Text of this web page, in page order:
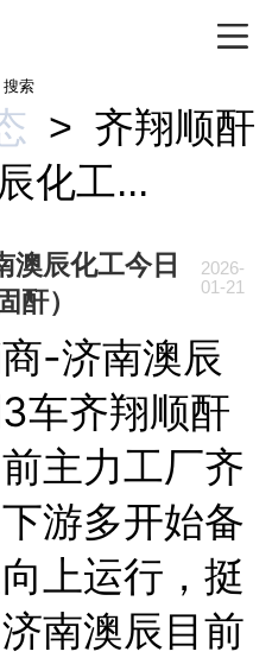
搜索
> 齐翔顺酐
化工...
澳辰化工今日
酐）
2026-
01-21
-济南澳辰
车齐翔顺酐
主力工厂齐
游多开始备
上运行，挺
南澳辰目前